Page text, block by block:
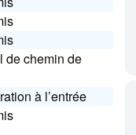
de chemin de
à l’entrée